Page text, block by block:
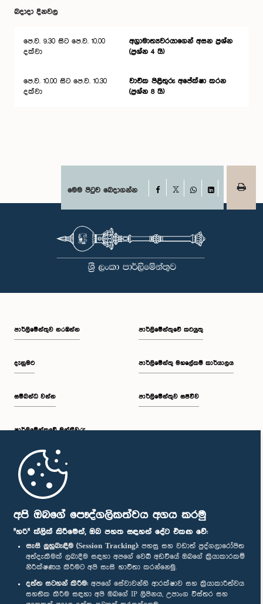
අපි ඔබගේ පෞද්ගලිකත්වය අගය කරමු
"හරි" ක්ලික් කිරීමෙන්, ඔබ පහත සඳහන් දේට එකඟ වේ:
සැසි ලුහුබැඳීම (Session Tracking): පහසු සහ වඩාත් පුද්ගලාරෝපිත
අත්දැකීමක් ලබාදීම සඳහා අපගේ වෙබ් අඩවියේ ඔබගේ ක්‍රියාකාරකම්
නිරීක්ෂණය කිරීමට අපි සැසි භාවිතා කරන්නෙමු.
දත්ත සටහන් කිරීම: අපගේ සේවාවන්හි ආරක්ෂාව සහ ක්‍රියාකාරීත්වය
සහතික කිරීම සඳහා අපි ඔබගේ IP ලිපිනය, උපාංග විස්තර සහ
බදාදා දිනවල
පෙ.ව. 9.30 සිට පෙ.ව. 10.00
දක්වා
අග්‍රාමාත්‍යවරයාගෙන් අසන ප්‍රශ්න
(ප්‍රශ්න 4 යි)
පෙ.ව. 10.00 සිට පෙ.ව. 10.30
දක්වා
වාචික පිළිතුරු අ‌පේක්ෂා කරන
(ප්‍රශ්න 8 යි)
මෙම පිටුව බෙදාගන්න Facebook
WhatsAppLinkedIn
පාර්ලි‌මේන්තුව නරඹන්න
දැනුමට
සම්බන්ධ වන්න
පාර්ලි‌මේන්තුවේ මන්ත්‍රීවරු
මුල් පිටුව
පාර්ලිමේන්තුවේ කටයුතු
පාර්ලිමේන්තු මහලේකම් කාර්යාලය
පාර්ලිමේන්තුව සජීවීව
පාර්ලිමේන්තු ජංගම යෙදුම
අප හා සම්බන්ධ වී සිටින්න :